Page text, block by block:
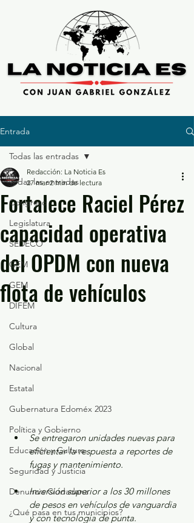
Entrada
Todas las entradas
Congreso
Legislatura
SEDECO
GEM
GEM
DIFEM
Cultura
Global
Nacional
Estatal
Gubernatura Edoméx 2023
Política y Gobierno
Educación y Cultura
Seguridad y Justicia
Denuncia Ciudadana
¿Qué pasa en tus municipios?
Todas las entradas
Fortalece Raciel Pérez
capacidad operativa
del OPDM con nueva
flota de vehículos
Redacción: La Noticia Es
27 mar 2 min de lectura
Se entregaron unidades nuevas para
eficientar la respuesta a reportes de
fugas y mantenimiento.
Inversión superior a los 30 millones
de pesos en vehículos de vanguardia
y con tecnología de punta.